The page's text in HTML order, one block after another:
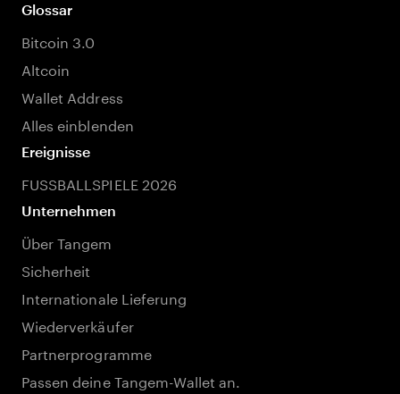
Glossar
Bitcoin 3.0
Altcoin
Wallet Address
Alles einblenden
Ereignisse
FUSSBALLSPIELE 2026
Unternehmen
Über Tangem
Sicherheit
Internationale Lieferung
Wiederverkäufer
Partnerprogramme
Passen deine Tangem-Wallet an.